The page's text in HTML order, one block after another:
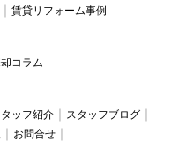
賃貸リフォーム事例
コラム
ッフ紹介
スタッフブログ
お問合せ